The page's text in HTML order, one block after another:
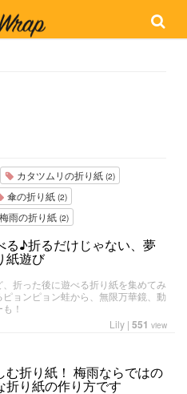
カタツムリの折り紙 (2)
傘の折り紙 (2)
梅雨の折り紙 (2)
る♪折るだけじゃない、夢
紙遊び
折った後に遊べる折り紙を集めてみ
ピョンピョン蛙から、無限万華鏡、動
！
Lily | 551 view
む折り紙！ 梅雨ならではの
折り紙の作り方です